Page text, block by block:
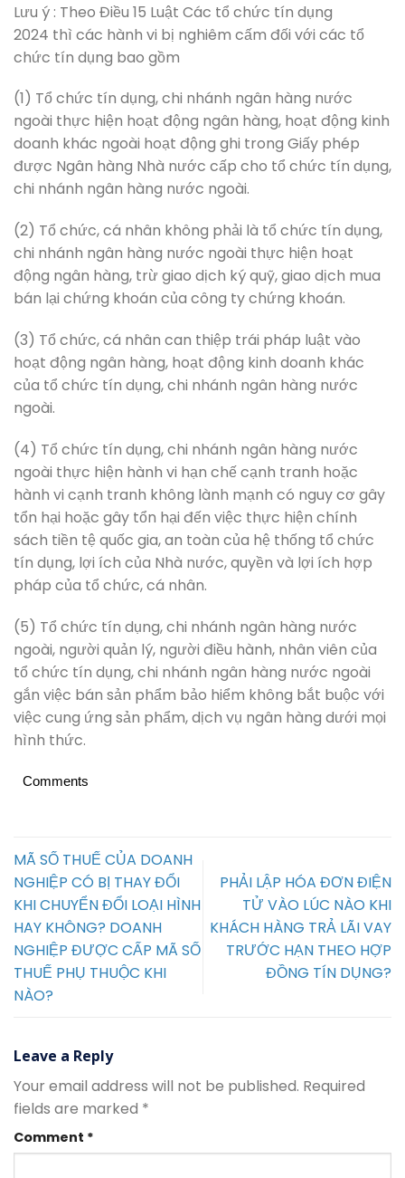
Lưu ý : Theo Điều 15 Luật Các tổ chức tín dụng
2024 thì các hành vi bị nghiêm cấm đối với các tổ
chức tín dụng bao gồm
(1) Tổ chức tín dụng, chi nhánh ngân hàng nước
ngoài thực hiện hoạt động ngân hàng, hoạt động kinh
doanh khác ngoài hoạt động ghi trong Giấy phép
được Ngân hàng Nhà nước cấp cho tổ chức tín dụng,
chi nhánh ngân hàng nước ngoài.
(2) Tổ chức, cá nhân không phải là tổ chức tín dụng,
chi nhánh ngân hàng nước ngoài thực hiện hoạt
động ngân hàng, trừ giao dịch ký quỹ, giao dịch mua
bán lại chứng khoán của công ty chứng khoán.
(3) Tổ chức, cá nhân can thiệp trái pháp luật vào
hoạt động ngân hàng, hoạt động kinh doanh khác
của tổ chức tín dụng, chi nhánh ngân hàng nước
ngoài.
(4) Tổ chức tín dụng, chi nhánh ngân hàng nước
ngoài thực hiện hành vi hạn chế cạnh tranh hoặc
hành vi cạnh tranh không lành mạnh có nguy cơ gây
tổn hại hoặc gây tổn hại đến việc thực hiện chính
sách tiền tệ quốc gia, an toàn của hệ thống tổ chức
tín dụng, lợi ích của Nhà nước, quyền và lợi ích hợp
pháp của tổ chức, cá nhân.
(5) Tổ chức tín dụng, chi nhánh ngân hàng nước
ngoài, người quản lý, người điều hành, nhân viên của
tổ chức tín dụng, chi nhánh ngân hàng nước ngoài
gắn việc bán sản phẩm bảo hiểm không bắt buộc với
việc cung ứng sản phẩm, dịch vụ ngân hàng dưới mọi
hình thức.
Comments
MÃ SỐ THUẾ CỦA DOANH
NGHIỆP CÓ BỊ THAY ĐỔI
KHI CHUYỂN ĐỔI LOẠI HÌNH
HAY KHÔNG? DOANH
NGHIỆP ĐƯỢC CẤP MÃ SỐ
THUẾ PHỤ THUỘC KHI
NÀO?
PHẢI LẬP HÓA ĐƠN ĐIỆN
TỬ VÀO LÚC NÀO KHI
KHÁCH HÀNG TRẢ LÃI VAY
TRƯỚC HẠN THEO HỢP
ĐỒNG TÍN DỤNG?
Leave a Reply
Your email address will not be published. Required
fields are marked *
Comment *